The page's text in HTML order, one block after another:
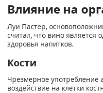
Влияние на
Луи Пастер,
считал, что вино является
здоровья напитков.
Кости
Чрезмерное употребление
воздействие на клетки